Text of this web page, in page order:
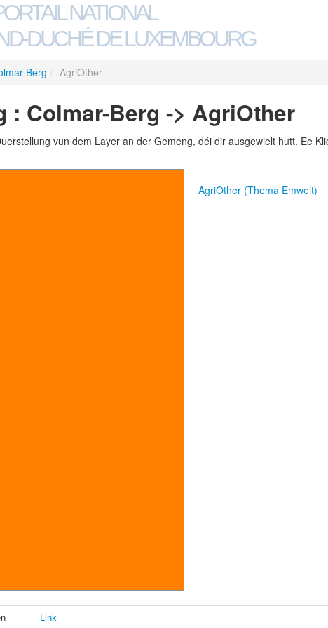
NATIONAL
DUCHÉ DE LUXEMBOURG
Berg / AgriOther
: Colmar-Berg -> AgriOther
vun dem Layer an der Gemeng, déi dir ausgewielt hutt. Ee
AgriOther (Thema Emwelt)
Link